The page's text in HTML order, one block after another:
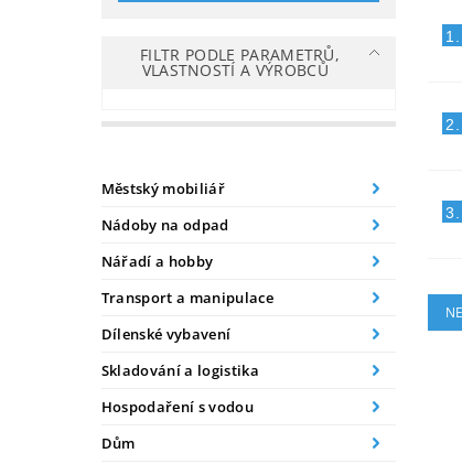
FILTR PODLE PARAMETRŮ,
VLASTNOSTÍ A VÝROBCŮ
Městský mobiliář
Nádoby na odpad
Nářadí a hobby
Transport a manipulace
Dílenské vybavení
Skladování a logistika
Hospodaření s vodou
Dům
1.
2.
3.